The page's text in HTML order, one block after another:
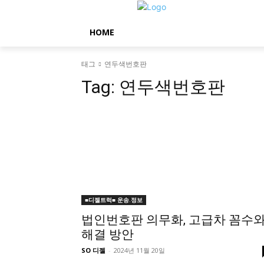
HOME
태그 연두색번호판
Tag: 연두색번호판
■디젤트럭■ 운송.정보
법인번호판 의무화, 고급차 꼼수
해결 방안
SO 디젤 - 2024년 11월 20일